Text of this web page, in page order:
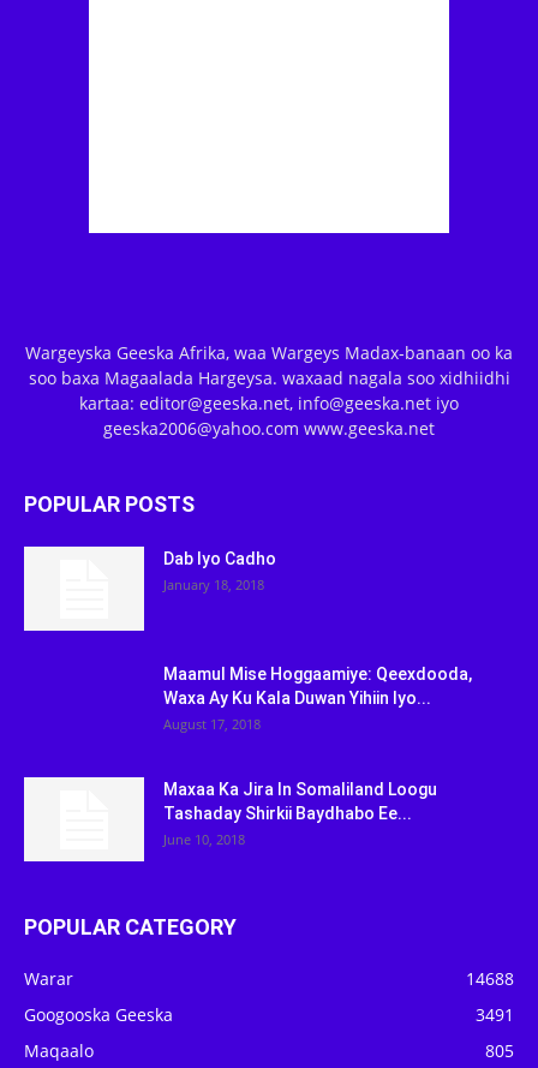
Wargeyska Geeska Afrika, waa Wargeys Madax-banaan oo ka
soo baxa Magaalada Hargeysa. waxaad nagala soo xidhiidhi
kartaa: editor@geeska.net, info@geeska.net iyo
geeska2006@yahoo.com www.geeska.net
POPULAR POSTS
Dab Iyo Cadho
January 18, 2018
Maamul Mise Hoggaamiye: Qeexdooda,
Waxa Ay Ku Kala Duwan Yihiin Iyo...
August 17, 2018
Maxaa Ka Jira In Somaliland Loogu
Tashaday Shirkii Baydhabo Ee...
June 10, 2018
POPULAR CATEGORY
Warar
14688
Googooska Geeska
3491
Maqaalo
805